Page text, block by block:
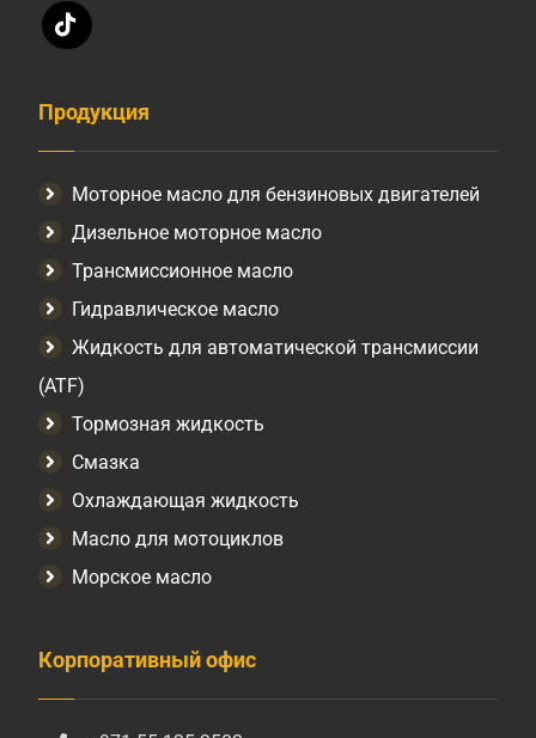
Продукция
Моторное масло для бензиновых двигателей
Дизельное моторное масло
Трансмиссионное масло
Гидравлическое масло
Жидкость для автоматической трансмиссии
(ATF)
Тормозная жидкость
Смазка
Охлаждающая жидкость
Масло для мотоциклов
Морское масло
Корпоративный офис